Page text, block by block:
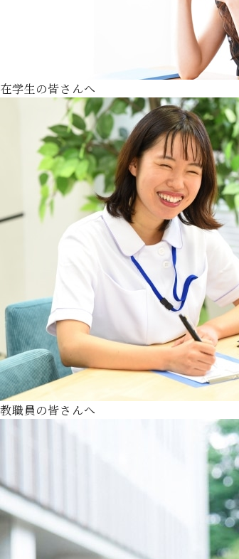
在学生の皆さんへ
教職員の皆さんへ